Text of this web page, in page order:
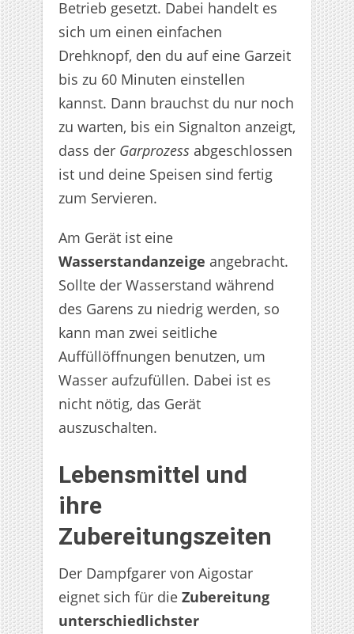
Betrieb gesetzt. Dabei handelt es
sich um einen einfachen
Drehknopf, den du auf eine Garzeit
bis zu 60 Minuten einstellen
kannst. Dann brauchst du nur noch
zu warten, bis ein Signalton anzeigt,
dass der Garprozess abgeschlossen
ist und deine Speisen sind fertig
zum Servieren.
Am Gerät ist eine
Wasserstandanzeige angebracht.
Sollte der Wasserstand während
des Garens zu niedrig werden, so
kann man zwei seitliche
Auffüllöffnungen benutzen, um
Wasser aufzufüllen. Dabei ist es
nicht nötig, das Gerät
auszuschalten.
Lebensmittel und
ihre
Zubereitungszeiten
Der Dampfgarer von Aigostar
eignet sich für die Zubereitung
unterschiedlichster